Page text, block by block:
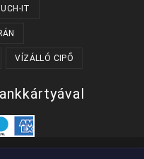
IT
VÍZÁLLÓ CIPŐ